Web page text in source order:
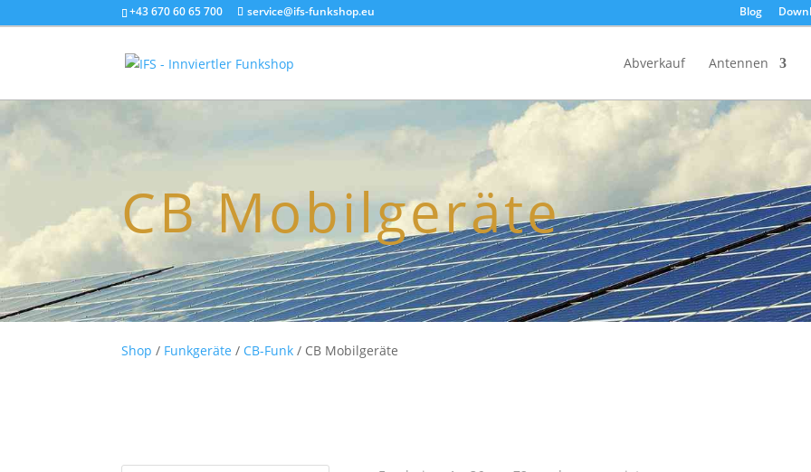
+43 670 60 65 700 service@ifs-funkshop.eu Blog
Abverkauf Antennen
Products
CB Mobilgeräte
Shop / Funkgeräte / CB-Funk / CB Mobilgeräte